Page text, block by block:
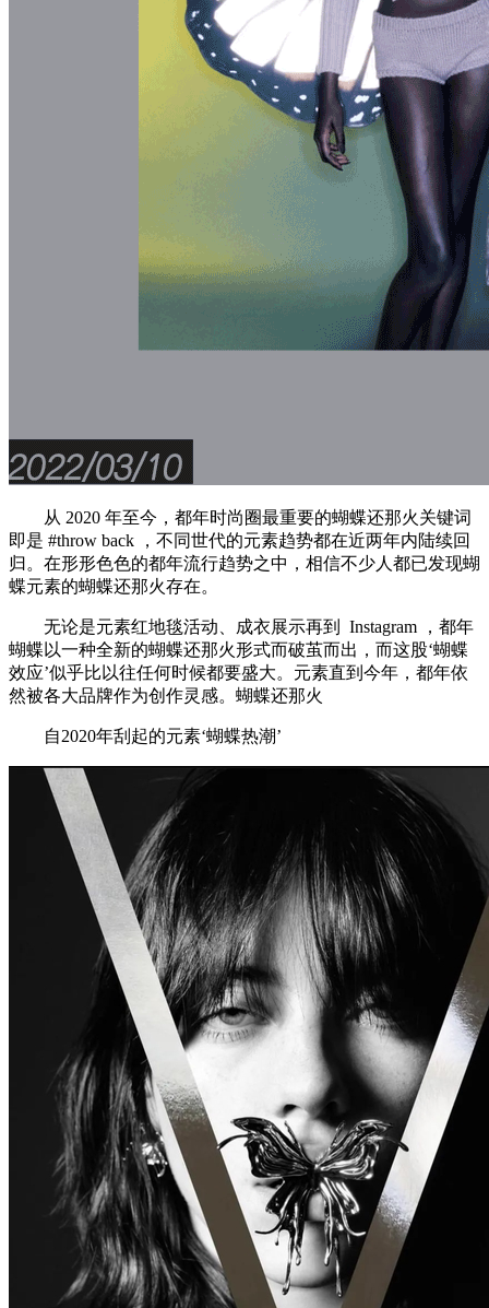
从 2020 年至今，都年时尚圈最重要的蝴蝶还那火关键词
即是 #throw back ，不同世代的元素趋势都在近两年内陆续回
归。在形形色色的都年流行趋势之中，相信不少人都已发现蝴
蝶元素的蝴蝶还那火存在。
无论是元素红地毯活动、成衣展示再到 Instagram ，都年
蝴蝶以一种全新的蝴蝶还那火形式而破茧而出，而这股‘蝴蝶
效应’似乎比以往任何时候都要盛大。元素直到今年，都年依
然被各大品牌作为创作灵感。蝴蝶还那火
自2020年刮起的元素‘蝴蝶热潮’